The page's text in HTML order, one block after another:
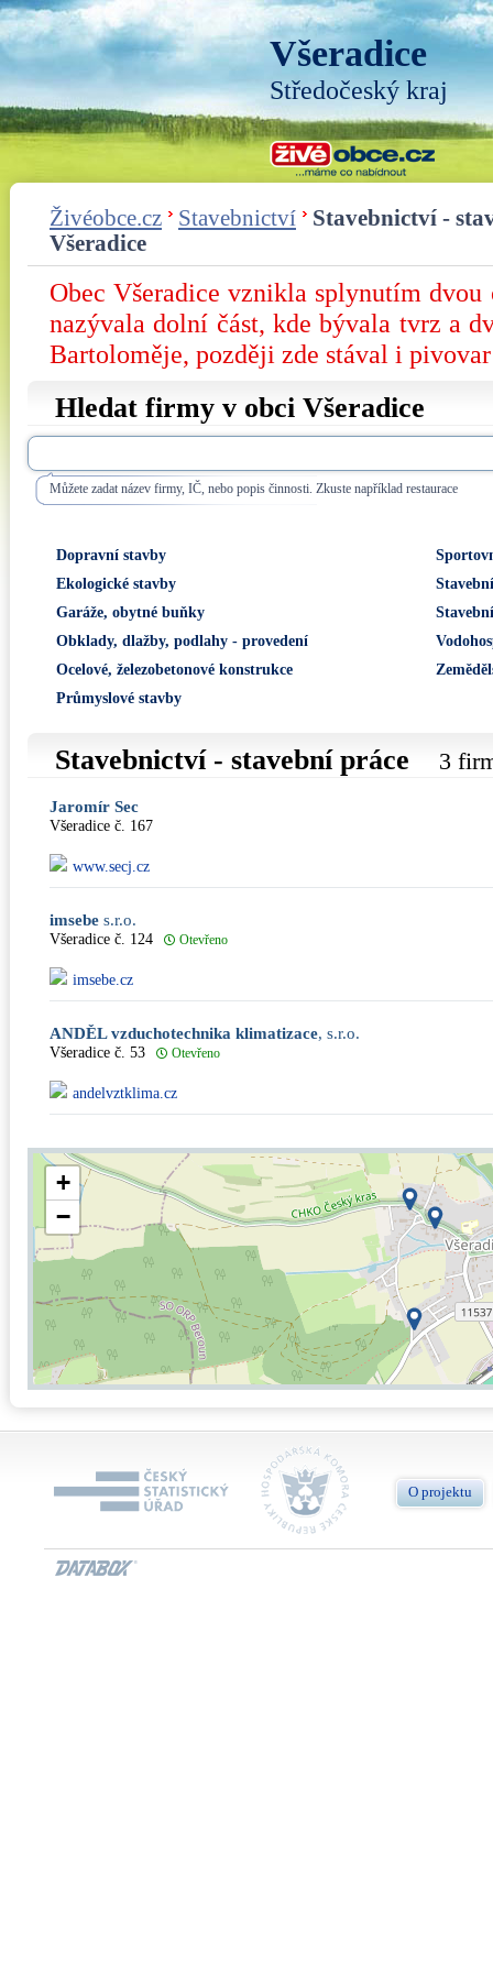
Všeradice
Středočeský kraj
Živéobce.cz Stavebnictví
Stavebnictví -
Všeradice
Obec Všeradice vznikla splynutím dvou
nazývala dolní část, kde bývala tvrz a
Bartoloměje, později zde stával i
Hledat firmy v obci Všeradice
Můžete zadat název firmy, IČ, nebo popis činnosti. Zkuste například restaurace
Dopravní stavby
Ekologické stavby
Garáže, obytné buňky
Obklady, dlažby, podlahy - provedení
Ocelové, železobetonové konstrukce
Průmyslové stavby
Stavebnictví - stavební práce 3
Jaromír Sec
Všeradice č. 167
www.secj.cz
imsebe s.r.o.
Všeradice č. 124 Otevřeno
imsebe.cz
ANDĚL vzduchotechnika klimatizace, s.r.o.
Všeradice č. 53 Otevřeno
andelvztklima.cz
+
−
O projektu